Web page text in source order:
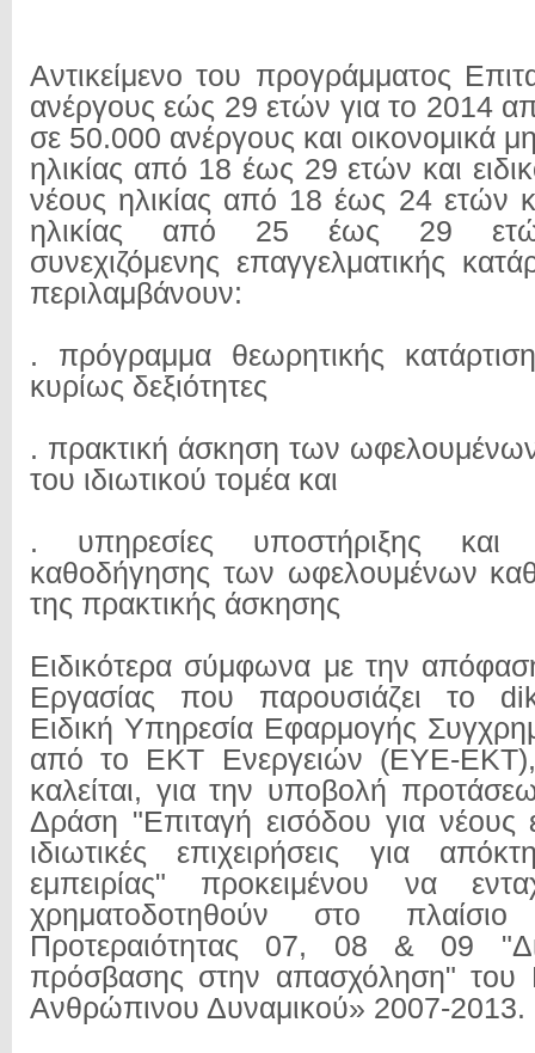
Αντικείμενο του προγράμματος
ανέργους εώς 29 ετών για το 2014
σε 50.000 ανέργους και οικονομικά
ηλικίας από 18 έως 29 ετών και
νέους ηλικίας από 18 έως 24 ετών
ηλικίας από 25 έως 29
συνεχιζόμενης επαγγελματικής
περιλαμβάνουν:
. πρόγραμμα θεωρητικής
κυρίως δεξιότητες
. πρακτική άσκηση των ωφελουμένων
του ιδιωτικού τομέα και
. υπηρεσίες υποστήριξης και
καθοδήγησης των ωφελουμένων
της πρακτικής άσκησης
Ειδικότερα σύμφωνα με την
Εργασίας που παρουσιάζει το
Ειδική Υπηρεσία Εφαρμογής
από το ΕΚΤ Ενεργειών (ΕΥΕ-ΕΚΤ),
καλείται, για την υποβολή
Δράση "Επιταγή εισόδου για
ιδιωτικές επιχειρήσεις για
εμπειρίας" προκειμένου να
χρηματοδοτηθούν στο
Προτεραιότητας 07, 08 & 09
πρόσβασης στην απασχόληση"
Ανθρώπινου Δυναμικού» 2007-2013.